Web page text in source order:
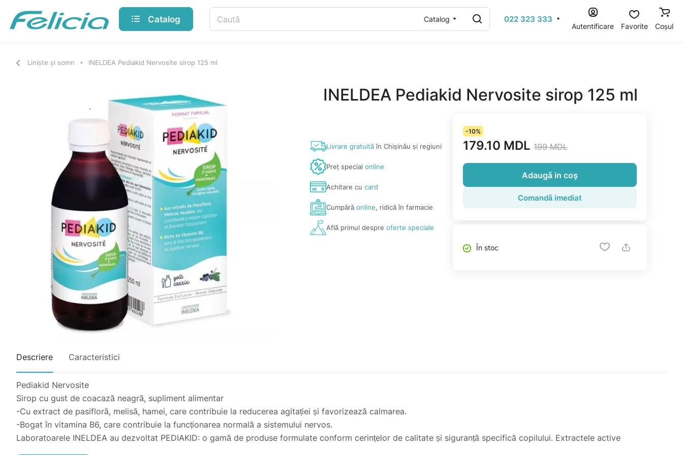
Catalog Catalog 022 323 333
Autentificare Favorite Coșul
Liniște și somn INELDEA Pediakid Nervosite sirop 125 ml
INELDEA Pediakid Nervosite sirop 125 ml
Livrare gratuităîn Chișinău și regiuni
Preț specialonline
Achitare cucard
Cumpărăonline, ridică în farmacie
Află primul despreoferte speciale
-10%
179.10 MDL 199 MDL
Adaugă in coş
Comandă imediat
În stoc
Descriere Caracteristici
Pediakid Nervosite
Sirop cu gust de coacază neagră, supliment alimentar
-Cu extract de pasifloră, melisă, hamei, care contribuie la reducerea agitației și favorizează calmarea.
-Bogat în vitamina B6, care contribuie la funcționarea normală a sistemului nervos.
Laboratoarele INELDEA au dezvoltat PEDIAKID: o gamă de produse formulate conform cerințelor de calitate și siguranță specifică copilului. Extractele active